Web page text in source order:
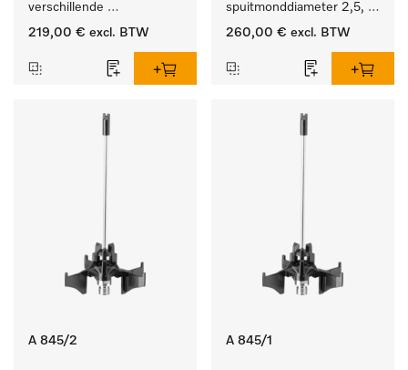
verschillende
instrumenten.
219,00 € excl. BTW
spuitmonddiameter 2,5,
lengte 125 mm, 20 stuks.
260,00 € excl. BTW
A 845/2 A 845/1